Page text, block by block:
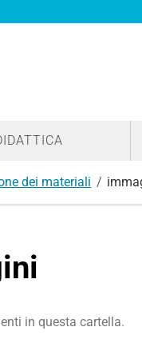
dei materiali
in questa cartella.